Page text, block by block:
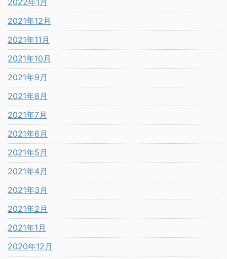
2021年12月
2021年11月
2021年10月
2021年9月
2021年8月
2021年7月
2021年6月
2021年5月
2021年4月
2021年3月
2021年2月
2021年1月
2020年12月